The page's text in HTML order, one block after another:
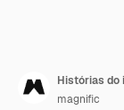
Histórias do
magnific